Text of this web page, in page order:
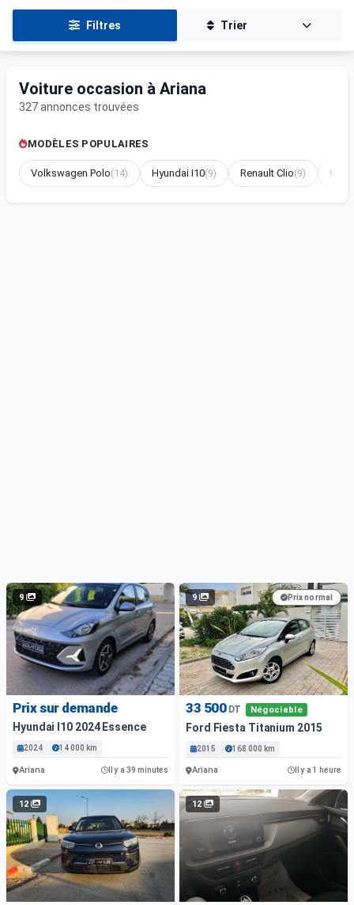
Filtres Trier
Voiture occasion à Ariana
327 annonces trouvées
MODÈLES POPULAIRES
Volkswagen Polo(14) Hyundai I10(9) Renault Clio(9) Kia
9
Prix sur demande
Hyundai I10 2024 Essence
2024 14 000 km
Ariana Il y a 39 minutes
9 Prix normal
33 500 DT Négociable
Ford Fiesta Titanium 2015
2015 168 000 km
Ariana Il y a 1 heure
12 12